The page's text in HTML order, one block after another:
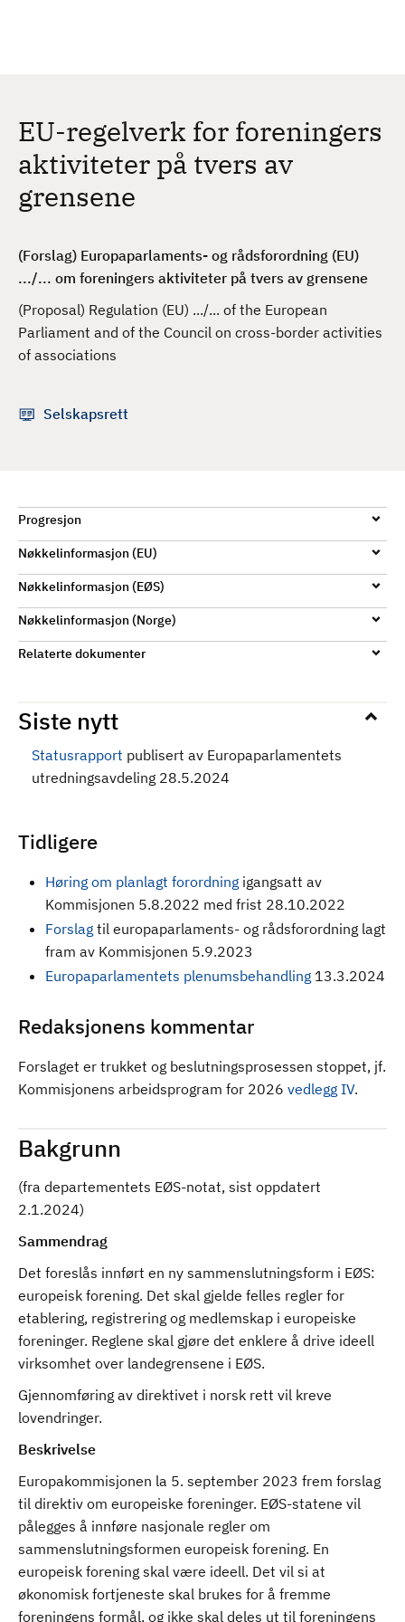
EU-regelverk for foreningers
aktiviteter på tvers av
grensene
(Forslag) Europaparlaments- og rådsforordning (EU)
.../... om foreningers aktiviteter på tvers av grensene
(Proposal) Regulation (EU) .../... of the European
Parliament and of the Council on cross-border activities
of associations
Selskapsrett
Progresjon
Nøkkelinformasjon (EU)
Nøkkelinformasjon (EØS)
Nøkkelinformasjon (Norge)
Relaterte dokumenter
Siste nytt
Statusrapport publisert av Europaparlamentets
utredningsavdeling 28.5.2024
Tidligere
Høring om planlagt forordning igangsatt av
Kommisjonen 5.8.2022 med frist 28.10.2022
Forslag til europaparlaments- og rådsforordning lagt
fram av Kommisjonen 5.9.2023
Europaparlamentets plenumsbehandling 13.3.2024
Redaksjonens kommentar
Forslaget er trukket og beslutningsprosessen stoppet, jf.
Kommisjonens arbeidsprogram for 2026 vedlegg IV.
Bakgrunn
(fra departementets EØS-notat, sist oppdatert
2.1.2024)
Sammendrag
Det foreslås innført en ny sammenslutningsform i EØS:
europeisk forening. Det skal gjelde felles regler for
etablering, registrering og medlemskap i europeiske
foreninger. Reglene skal gjøre det enklere å drive ideell
virksomhet over landegrensene i EØS.
Gjennomføring av direktivet i norsk rett vil kreve
lovendringer.
Beskrivelse
Europakommisjonen la 5. september 2023 frem forslag
til direktiv om europeiske foreninger. EØS-statene vil
pålegges å innføre nasjonale regler om
sammenslutningsformen europeisk forening. En
europeisk forening skal være ideell. Det vil si at
økonomisk fortjeneste skal brukes for å fremme
foreningens formål, og ikke skal deles ut til foreningens